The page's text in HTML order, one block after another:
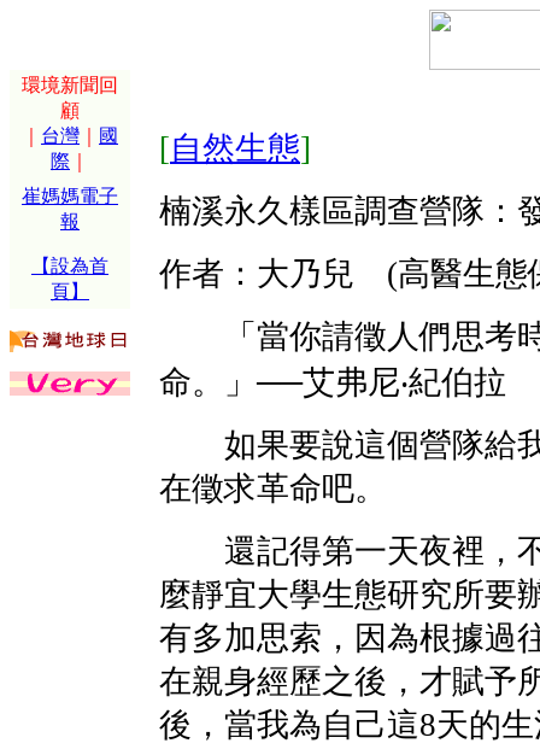
環境新聞回
顧
台灣
國
際
崔媽媽電子
報
【設為首
頁】
[自然生態]
楠溪永久樣區調查營隊：
作者：大乃兒 (高醫生態
「當你請徵人們思考
命。」──艾弗尼‧紀伯拉
如果要說這個營隊給
在徵求革命吧。
還記得第一天夜裡，不
麼靜宜大學生態研究所要
有多加思索，因為根據過
在親身經歷之後，才賦予
後，當我為自己這8天的